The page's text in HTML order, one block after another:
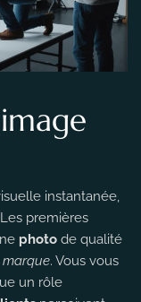
instantanée,
premières
photo de qualité
marque. Vous vous
un rôle